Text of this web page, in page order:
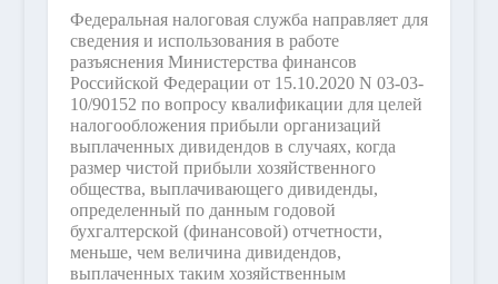
Федеральная налоговая служба направляет для
сведения и использования в работе
разъяснения Министерства финансов
Российской Федерации от 15.10.2020 N 03-03-
10/90152 по вопросу квалификации для целей
налогообложения прибыли организаций
выплаченных дивидендов в случаях, когда
размер чистой прибыли хозяйственного
общества, выплачивающего дивиденды,
определенный по данным годовой
бухгалтерской (финансовой) отчетности,
меньше, чем величина дивидендов,
выплаченных таким хозяйственным